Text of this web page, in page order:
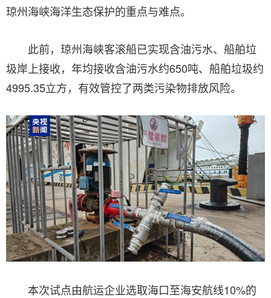
琼州海峡海洋生态保护的重点与难点。
此前，琼州海峡客滚船已实现含油污水、船舶垃
圾岸上接收，年均接收含油污水约650吨、船舶垃圾约
4995.35立方，有效管控了两类污染物排放风险。
本次试点由航运企业选取海口至海安航线10%的